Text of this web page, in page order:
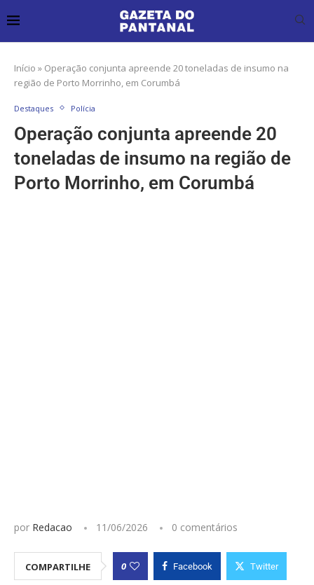
Início » Operação conjunta apreende 20 toneladas de insumo na
região de Porto Morrinho, em Corumbá
Destaques Polícia
Operação conjunta apreende 20
toneladas de insumo na região de
Porto Morrinho, em Corumbá
por Redacao 11/06/2026 0 comentários
COMPARTILHE 0 Facebook Twitter